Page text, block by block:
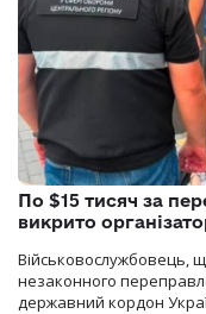
По $15 тисяч за
викрито
Військовослужбовець,
незаконного
державний кордон